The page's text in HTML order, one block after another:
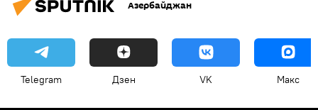
Азербайджан
Telegram Дзен VK Макс